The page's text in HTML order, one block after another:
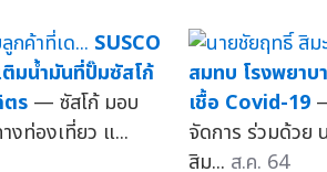
SUSCO
มน้ำมันที่ปั๊มซัสโก้
ร — ซัสโก้ มอบ
งท่องเที่ยว แ...
สมทบ โรงพยา
เชื้อ Covid-19
จัดการ ร่วมด้วย
สิม... ส.ค. 64